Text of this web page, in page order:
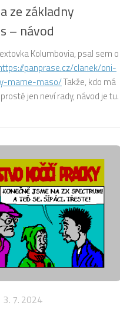
ze základny
– návod
Kolumbovia, psal sem o
panprase.cz/clanek/oni-
mame-maso/Takže, kdo má
jen neví rady, návod je tu.
3. 7. 2024